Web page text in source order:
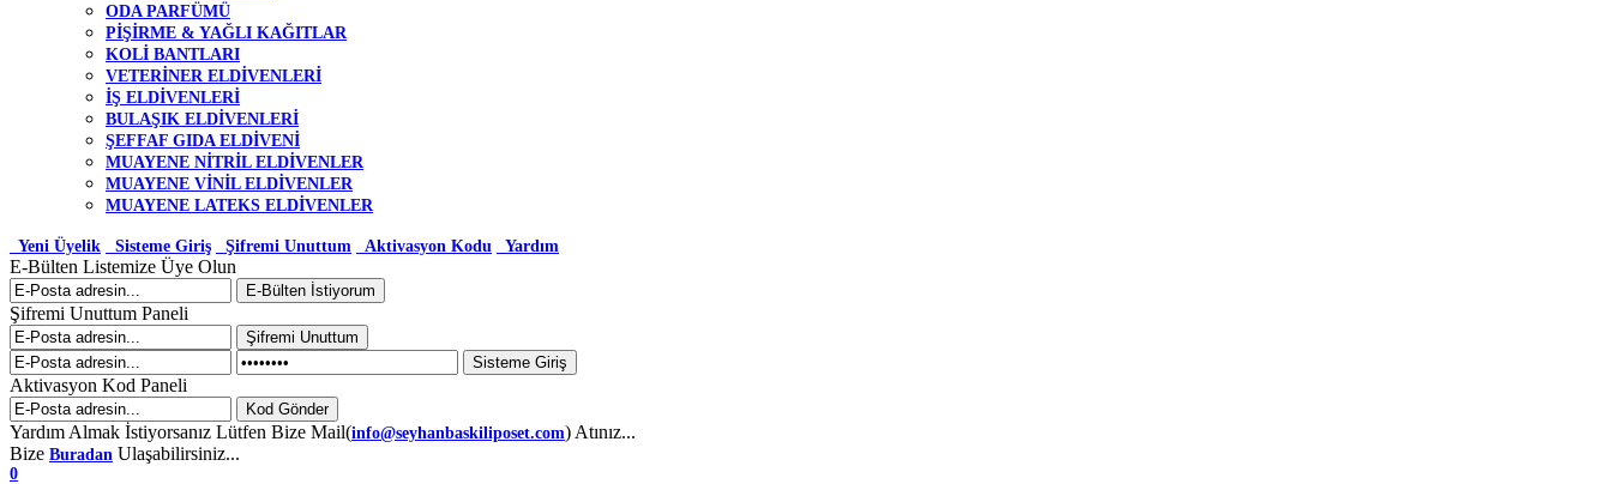
ODA PARFÜMÜ
PİŞİRME & YAĞLI KAĞITLAR
KOLİ BANTLARI
VETERİNER ELDİVENLERİ
İŞ ELDİVENLERİ
BULAŞIK ELDİVENLERİ
ŞEFFAF GIDA ELDİVENİ
MUAYENE NİTRİL ELDİVENLER
MUAYENE VİNİL ELDİVENLER
MUAYENE LATEKS ELDİVENLER
Yeni Üyelik Sisteme Giriş Şifremi Unuttum Aktivasyon Kodu Yardım
E-Bülten Listemize Üye Olun
Şifremi Unuttum Paneli
Aktivasyon Kod Paneli
Yardım Almak İstiyorsanız Lütfen Bize Mail(info@seyhanbaskiliposet.com) Atınız...
Bize Buradan Ulaşabilirsiniz...
0